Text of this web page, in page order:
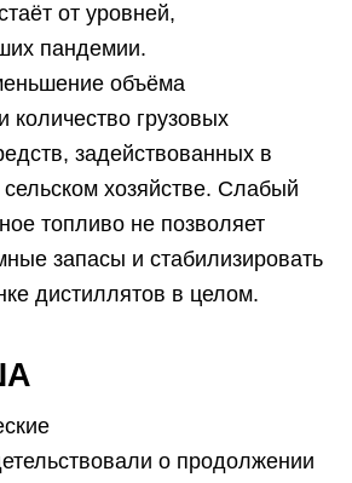
от уровней,
пандемии.
объёма
количество грузовых
задействованных в
сельском хозяйстве. Слабый
топливо не позволяет
запасы и стабилизировать
дистиллятов в целом.
о продолжении